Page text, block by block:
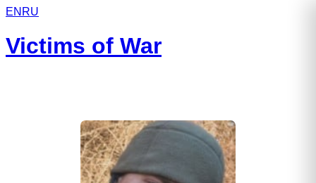
EN RU
Victims of War